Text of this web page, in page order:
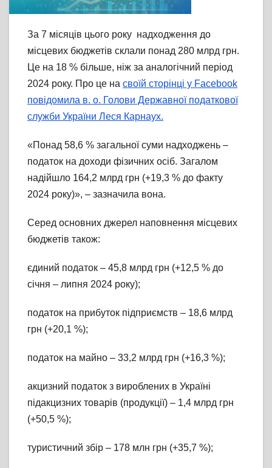
За 7 місяців цього року надходження до
місцевих бюджетів склали понад 280 млрд грн.
Це на 18 % більше, ніж за аналогічний період
2024 року. Про це на своїй сторінці у Facebook
повідомила в. о. Голови Державної податкової
служби України Леся Карнаух.
«Понад 58,6 % загальної суми надходжень –
податок на доходи фізичних осіб. Загалом
надійшло 164,2 млрд грн (+19,3 % до факту
2024 року)», – зазначила вона.
Серед основних джерел наповнення місцевих
бюджетів також:
єдиний податок – 45,8 млрд грн (+12,5 % до
січня – липня 2024 року);
податок на прибуток підприємств – 18,6 млрд
грн (+20,1 %);
податок на майно – 33,2 млрд грн (+16,3 %);
акцизний податок з вироблених в Українi
пiдакцизних товарiв (продукцiї) – 1,4 млрд грн
(+50,5 %);
туристичний збiр – 178 млн грн (+35,7 %);